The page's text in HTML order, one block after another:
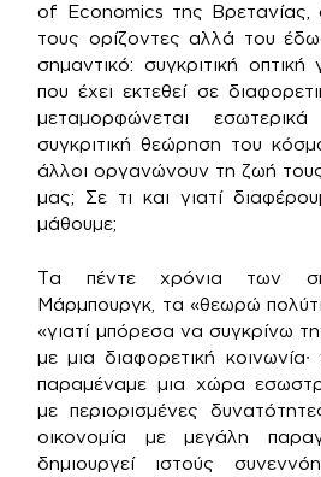
of Economics της Βρετανίας,
τους ορίζοντες αλλά του
σημαντικό: συγκριτική
που έχει εκτεθεί σε
μεταμορφώνεται
συγκριτική θεώρηση του
άλλοι οργανώνουν τη ζωή
μας; Σε τι και γιατί
μάθουμε;
Τα πέντε χρόνια των
Μάρμπουργκ, τα «θεωρώ
«γιατί μπόρεσα να συγκρίνω
με μια διαφορετική
παραμέναμε μια χώρα
με περιορισμένες
οικονομία με μεγάλη
δημιουργεί ιστούς